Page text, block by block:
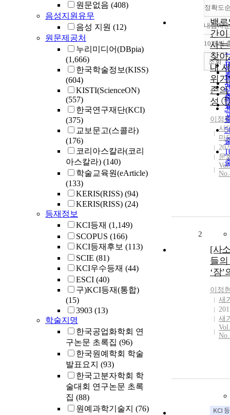
원문없음 (408)
음성지원유무
음성 지원 (12)
원문제공처
누리미디어(DBpia)
(1,666)
한국학술정보(KISS)
(604)
KISTI(ScienceON)
(557)
한국연구재단(KCI)
(375)
교보문고(스콜라)
(176)
코리아스칼라(코리
아스칼라) (140)
학술교육원(eArticle)
(133)
KERIS(RISS) (94)
KERIS(RISS) (24)
등재정보
KCI등재 (1,149)
SCOPUS (166)
KCI등재후보 (113)
SCIE (81)
KCI우수등재 (44)
ESCI (40)
구)KCI등재(통합)
(15)
3903 (13)
학술지명
한국공업화학회 연
구논문 초록집 (96)
한국원예학회 학술
발표요지 (93)
한국고분자학회 학
술대회 연구논문 초록
집 (88)
원예과학기술지 (76)
정확도
내림차순
10개씩
조회
백
간
사는
찾아
내
위
존
성 ①
이정
사
마
문
2
[사
들
‘잠’
이정
새
새